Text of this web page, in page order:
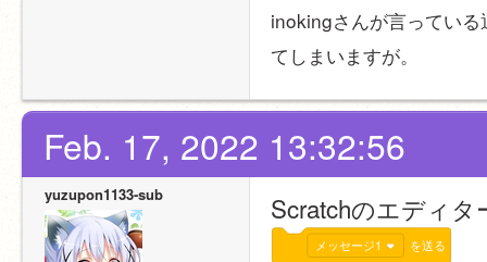
inokingさんが言ってい
てしまいますが。
Feb. 17, 2022 13:32:56
yuzupon1133-sub Scratchのエディタ
メッセージ1 を送る